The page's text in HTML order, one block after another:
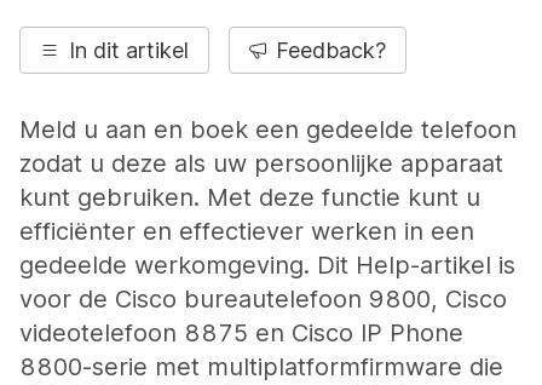
In dit artikel Feedback?
Meld u aan en boek een gedeelde telefoon
zodat u deze als uw persoonlijke apparaat
kunt gebruiken. Met deze functie kunt u
efficiënter en effectiever werken in een
gedeelde werkomgeving. Dit Help-artikel is
voor de Cisco bureautelefoon 9800, Cisco
videotelefoon 8875 en Cisco IP Phone
8800-serie met multiplatformfirmware die